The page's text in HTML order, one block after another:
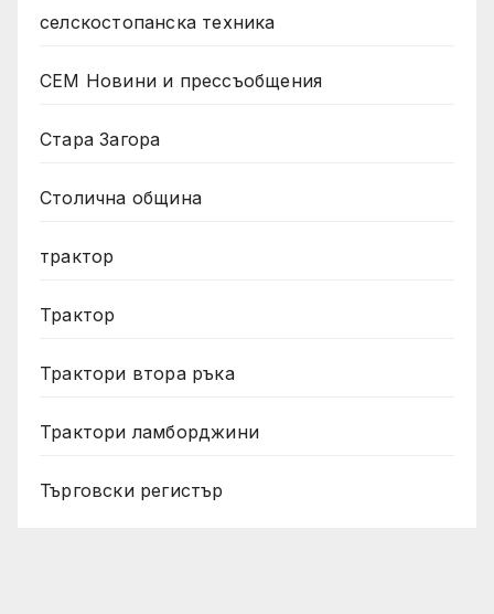
селскостопанска техника
СЕМ Новини и прессъобщения
Стара Загора
Столична община
трактор
Трактор
Трактори втора ръка
Трактори ламборджини
Търговски регистър